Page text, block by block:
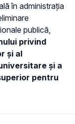
în administraţia
publică,
privind
şi al
şi a
pentru